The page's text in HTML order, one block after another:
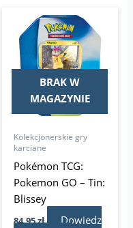
BRAK W
MAGAZYNIE
Kolekcjonerskie gry
karciane
Pokémon TCG:
Pokemon GO – Tin:
Blissey
84,95zł
Dowiedz